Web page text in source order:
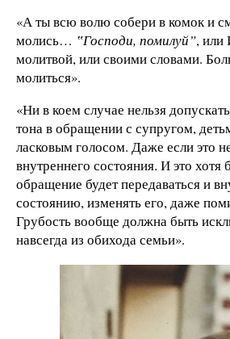
«А ты всю волю собери в комок и
молись… ‟Господи, помилуй”, или
молитвой, или своими словами.
молиться».
«Ни в коем случае нельзя
тона в обращении с супругом,
ласковым голосом. Даже если это
внутреннего состояния. И это хотя
обращение будет передаваться и
состоянию, изменять его, даже
Грубость вообще должна быть
навсегда из обихода семьи».